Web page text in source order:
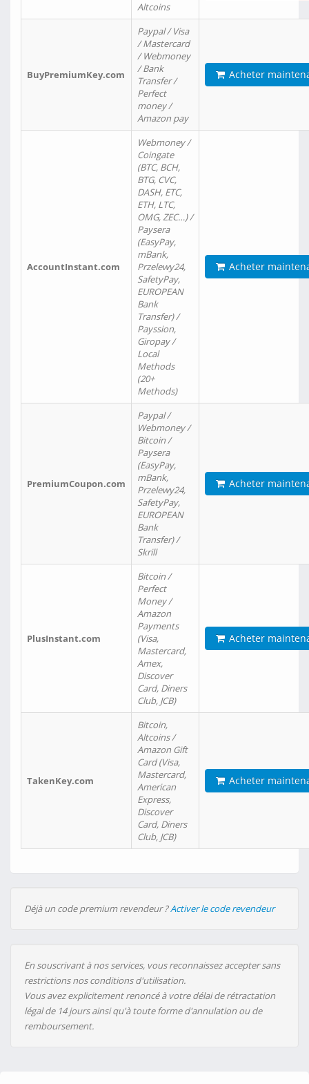
Altcoins
BuyPremiumKey.com
Paypal / Visa
/ Mastercard
/ Webmoney
/ Bank
Transfer /
Perfect
money /
Amazon pay
Acheter
AccountInstant.com
Webmoney /
Coingate
(BTC, BCH,
BTG, CVC,
DASH, ETC,
ETH, LTC,
OMG, ZEC…) /
Paysera
(EasyPay,
mBank,
Przelewy24,
SafetyPay,
EUROPEAN
Bank
Transfer) /
Payssion,
Giropay /
Local
Methods
(20+
Methods)
Acheter
PremiumCoupon.com
Paypal /
Webmoney /
Bitcoin /
Paysera
(EasyPay,
mBank,
Przelewy24,
SafetyPay,
EUROPEAN
Bank
Transfer) /
Skrill
Acheter
PlusInstant.com
Bitcoin /
Perfect
Money /
Amazon
Payments
(Visa,
Mastercard,
Amex,
Discover
Card, Diners
Club, JCB)
Acheter
TakenKey.com
Bitcoin,
Altcoins /
Amazon Gift
Card (Visa,
Mastercard,
American
Express,
Discover
Card, Diners
Club, JCB)
Acheter
Déjà un code premium revendeur ?Activer le code revendeur
En souscrivant à nos services, vous reconnaissez accepter sans
restrictions nos conditions d'utilisation.
Vous avez explicitement renoncé à votre délai de rétractation
légal de 14 jours ainsi qu'à toute forme d'annulation ou de
remboursement.